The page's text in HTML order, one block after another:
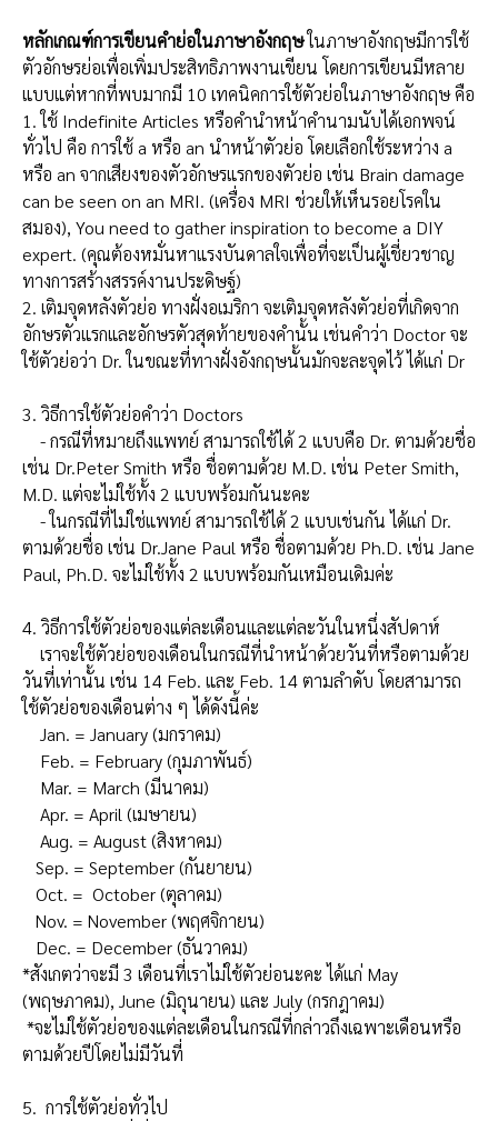
หลักเกณฑ์การเขียนคำย่อในภาษาอังกฤษในภาษาอังกฤษมีการใช้
ตัวอักษรย่อเพื่อเพิ่มประสิทธิภาพงานเขียน โดยการเขียนมีหลาย
แบบแต่หากที่พบมากมี 10 เทคนิคการใช้ตัวย่อในภาษาอังกฤษ คือ
1. ใช้ Indefinite Articles หรือคำนำหน้าคำนามนับได้เอกพจน์
ทั่วไป คือ การใช้ a หรือ an นำหน้าตัวย่อ โดยเลือกใช้ระหว่าง a
หรือ an จากเสียงของตัวอักษรแรกของตัวย่อ เช่น Brain damage
can be seen on an MRI. (เครื่อง MRI ช่วยให้เห็นรอยโรคใน
สมอง), You need to gather inspiration to become a DIY
expert. (คุณต้องหมั่นหาแรงบันดาลใจเพื่อที่จะเป็นผู้เชี่ยวชาญ
ทางการสร้างสรรค์งานประดิษฐ์)
2. เติมจุดหลังตัวย่อ ทางฝั่งอเมริกา จะเติมจุดหลังตัวย่อที่เกิดจาก
อักษรตัวแรกและอักษรตัวสุดท้ายของคำนั้น เช่นคำว่า Doctor จะ
ใช้ตัวย่อว่า Dr. ในขณะที่ทางฝั่งอังกฤษนั้นมักจะละจุดไว้ ได้แก่ Dr
3. วิธีการใช้ตัวย่อคำว่า Doctors
- กรณีที่หมายถึงแพทย์ สามารถใช้ได้ 2 แบบคือ Dr. ตามด้วยชื่อ
เช่น Dr.Peter Smith หรือ ชื่อตามด้วย M.D. เช่น Peter Smith,
M.D. แต่จะไม่ใช้ทั้ง 2 แบบพร้อมกันนะคะ
- ในกรณีที่ไม่ใช่แพทย์ สามารถใช้ได้ 2 แบบเช่นกัน ได้แก่ Dr.
ตามด้วยชื่อ เช่น Dr.Jane Paul หรือ ชื่อตามด้วย Ph.D. เช่น Jane
Paul, Ph.D. จะไม่ใช้ทั้ง 2 แบบพร้อมกันเหมือนเดิมค่ะ
4. วิธีการใช้ตัวย่อของแต่ละเดือนและแต่ละวันในหนึ่งสัปดาห์
เราจะใช้ตัวย่อของเดือนในกรณีที่นำหน้าด้วยวันที่หรือตามด้วย
วันที่เท่านั้น เช่น 14 Feb. และ Feb. 14 ตามลำดับ โดยสามารถ
ใช้ตัวย่อของเดือนต่าง ๆ ได้ดังนี้ค่ะ
Jan. = January (มกราคม)
Feb. = February (กุมภาพันธ์)
Mar. = March (มีนาคม)
Apr. = April (เมษายน)
Aug. = August (สิงหาคม)
Sep. = September (กันยายน)
Oct. = October (ตุลาคม)
Nov. = November (พฤศจิกายน)
Dec. = December (ธันวาคม)
*สังเกตว่าจะมี 3 เดือนที่เราไม่ใช้ตัวย่อนะคะ ได้แก่ May
(พฤษภาคม), June (มิถุนายน) และ July (กรกฎาคม)
*จะไม่ใช้ตัวย่อของแต่ละเดือนในกรณีที่กล่าวถึงเฉพาะเดือนหรือ
ตามด้วยปีโดยไม่มีวันที่
5. การใช้ตัวย่อทั่วไป